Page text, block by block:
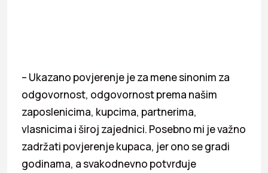
– Ukazano povjerenje je za mene sinonim za
odgovornost, odgovornost prema našim
zaposlenicima, kupcima, partnerima,
vlasnicima i široj zajednici. Posebno mi je važno
zadržati povjerenje kupaca, jer ono se gradi
godinama, a svakodnevno potvrđuje